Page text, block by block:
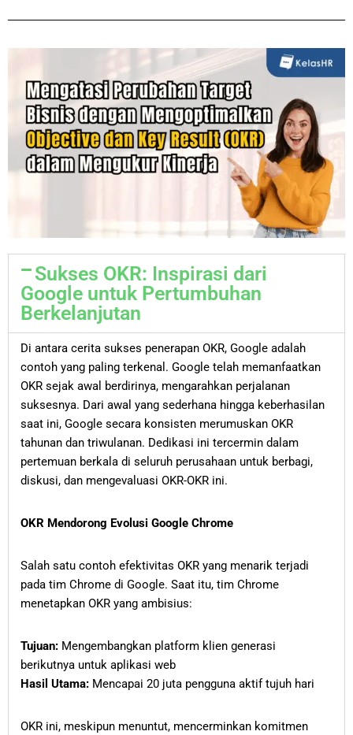
Sukses OKR: Inspirasi dari
Google untuk Pertumbuhan
Berkelanjutan
Di antara cerita sukses penerapan OKR, Google adalah
contoh yang paling terkenal. Google telah memanfaatkan
OKR sejak awal berdirinya, mengarahkan perjalanan
suksesnya. Dari awal yang sederhana hingga keberhasilan
saat ini, Google secara konsisten merumuskan OKR
tahunan dan triwulanan. Dedikasi ini tercermin dalam
pertemuan berkala di seluruh perusahaan untuk berbagi,
diskusi, dan mengevaluasi OKR-OKR ini.
OKR Mendorong Evolusi Google Chrome
Salah satu contoh efektivitas OKR yang menarik terjadi
pada tim Chrome di Google. Saat itu, tim Chrome
menetapkan OKR yang ambisius:
Tujuan: Mengembangkan platform klien generasi
berikutnya untuk aplikasi web
Hasil Utama: Mencapai 20 juta pengguna aktif tujuh hari
OKR ini, meskipun menuntut, mencerminkan komitmen